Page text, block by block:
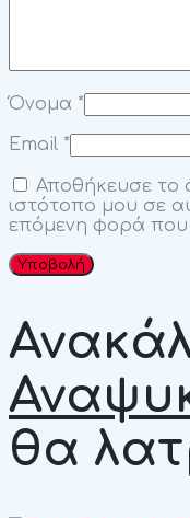
Όνομα *
Email *
Αποθήκευσε το
ιστότοπο μου σε
επόμενη φορά που
θα